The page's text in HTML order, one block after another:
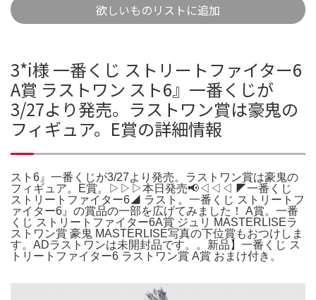
欲しいものリストに追加
3*i様 一番くじ ストリートファイター6
A賞 ラストワン スト6』一番くじが
3/27より発売。ラストワン賞は豪鬼の
フィギュア。E賞の詳細情報
スト6』一番くじが3/27より発売。ラストワン賞は豪鬼の
フィギュア。E賞。▷▷▷本日発売📢◁◁◁ ◤一番くじ
ストリートファイター6◢ ラスト。一番くじ ストリートフ
ァイター6』の賞品の一部を広げてみました！ A賞。一番
くじ ストリートファイター6A賞 ジュリ MASTERLISEラ
ストワン賞 豪鬼 MASTERLISE写真の下位賞もおつけしま
す。ADラストワンは未開封品です。。新品】一番くじ ス
トリートファイター6 ラストワン賞 A賞 おまけ付き。